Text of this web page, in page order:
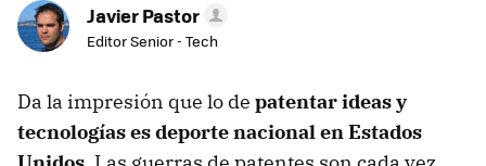
Javier Pastor
Editor Senior - Tech
Da la impresión que lo de patentar ideas y
tecnologías es deporte nacional en Estados